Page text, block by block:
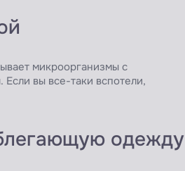
микроорганизмы с
вы все-таки вспотели,
одежду